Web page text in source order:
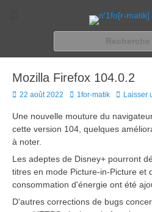
Pour les nymphos d'infos en info…
Mozilla Firefox 104.0.2
Posted
22 août 2022 Author
1for-matik Laisser
Une nouvelle mouture du
cette version 104, quelques
à noter.
Les adeptes de Disney+ pourront
titres en mode Picture-in-Picture et
consommation d'énergie ont été
D'autres corrections de bugs